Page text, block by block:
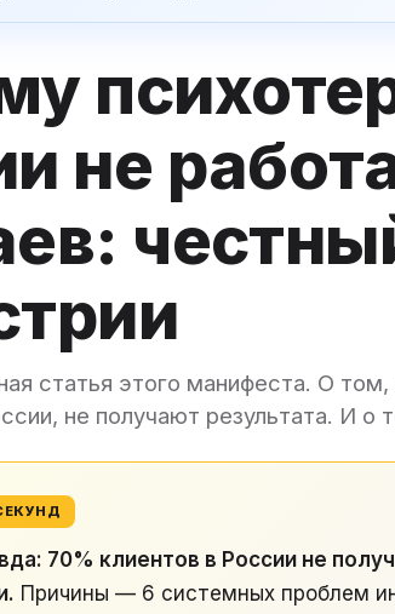
не
статья этого манифеста. О
не получают результата. И
70% клиентов в России не
Причины — 6 системных проблем